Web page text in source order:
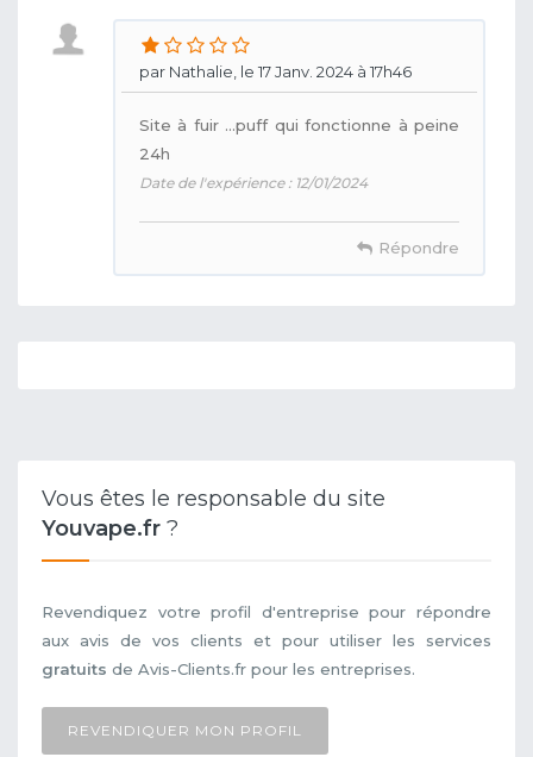
par Nathalie, le 17 Janv. 2024 à 17h46
Site à fuir ...puff qui fonctionne à peine
24h
Date de l'expérience : 12/01/2024
Répondre
Vous êtes le responsable du site
Youvape.fr ?
Revendiquez votre profil d'entreprise pour répondre
aux avis de vos clients et pour utiliser les services
gratuits de Avis-Clients.fr pour les entreprises.
REVENDIQUER MON PROFIL